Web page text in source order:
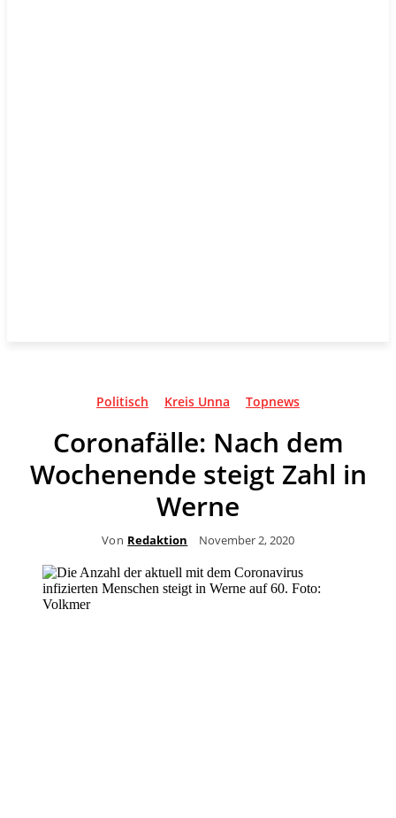
Politisch Kreis Unna Topnews
Coronafälle: Nach dem
Wochenende steigt Zahl in
Werne
Von Redaktion November 2, 2020